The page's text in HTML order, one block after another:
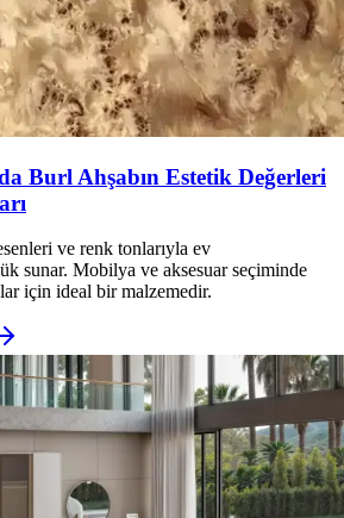
Burl Ahşabın Estetik Değerleri
ve renk tonlarıyla ev
sunar. Mobilya ve aksesuar seçiminde
için ideal bir malzemedir.